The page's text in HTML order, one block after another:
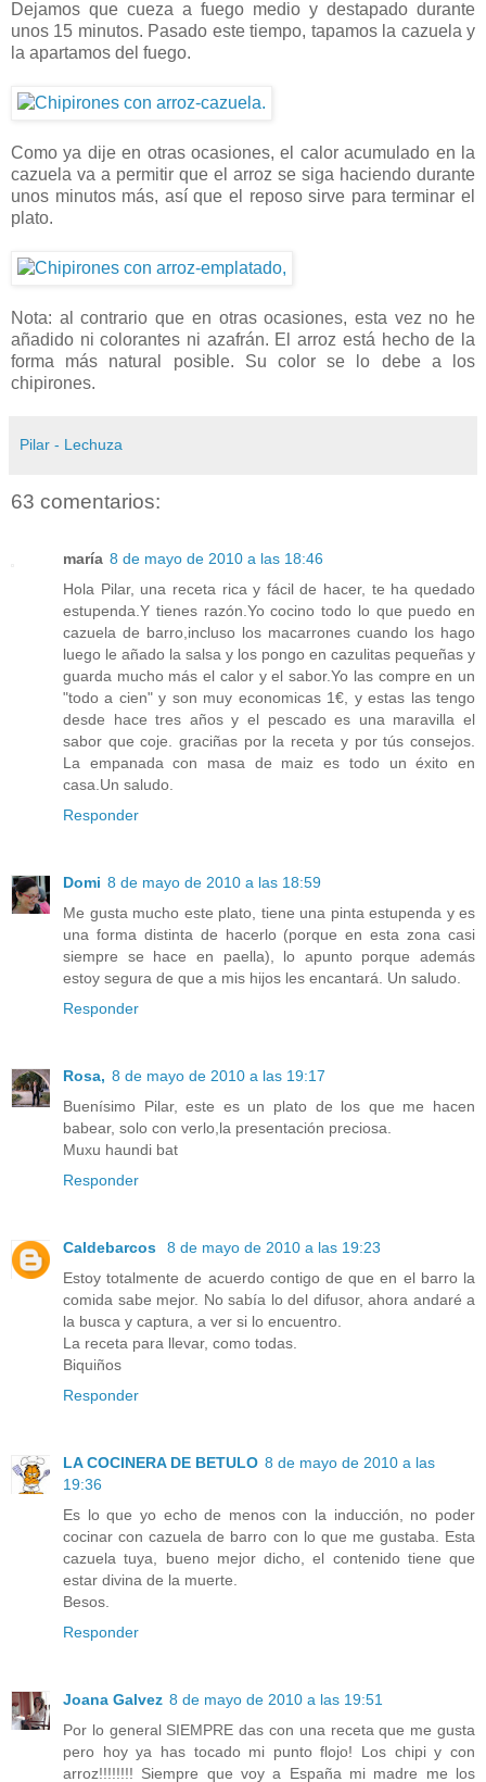
Dejamos que cueza a fuego medio y destapado durante
unos 15 minutos. Pasado este tiempo, tapamos la cazuela y
la apartamos del fuego.
Como ya dije en otras ocasiones, el calor acumulado en la
cazuela va a permitir que el arroz se siga haciendo durante
unos minutos más, así que el reposo sirve para terminar el
plato.
Nota: al contrario que en otras ocasiones, esta vez no he
añadido ni colorantes ni azafrán. El arroz está hecho de la
forma más natural posible. Su color se lo debe a los
chipirones.
Pilar - Lechuza
63 comentarios:
maría 8 de mayo de 2010 a las 18:46
Hola Pilar, una receta rica y fácil de hacer, te ha quedado
estupenda.Y tienes razón.Yo cocino todo lo que puedo en
cazuela de barro,incluso los macarrones cuando los hago
luego le añado la salsa y los pongo en cazulitas pequeñas y
guarda mucho más el calor y el sabor.Yo las compre en un
"todo a cien" y son muy economicas 1€, y estas las tengo
desde hace tres años y el pescado es una maravilla el
sabor que coje. graciñas por la receta y por tús consejos.
La empanada con masa de maiz es todo un éxito en
casa.Un saludo.
Responder
Domi 8 de mayo de 2010 a las 18:59
Me gusta mucho este plato, tiene una pinta estupenda y es
una forma distinta de hacerlo (porque en esta zona casi
siempre se hace en paella), lo apunto porque además
estoy segura de que a mis hijos les encantará. Un saludo.
Responder
Rosa, 8 de mayo de 2010 a las 19:17
Buenísimo Pilar, este es un plato de los que me hacen
babear, solo con verlo,la presentación preciosa.
Muxu haundi bat
Responder
Caldebarcos
8 de mayo de 2010 a las 19:23
Estoy totalmente de acuerdo contigo de que en el barro la
comida sabe mejor. No sabía lo del difusor, ahora andaré a
la busca y captura, a ver si lo encuentro.
La receta para llevar, como todas.
Biquiños
Responder
LA COCINERA DE BETULO 8 de mayo de 2010 a las
19:36
Es lo que yo echo de menos con la inducción, no poder
cocinar con cazuela de barro con lo que me gustaba. Esta
cazuela tuya, bueno mejor dicho, el contenido tiene que
estar divina de la muerte.
Besos.
Responder
Joana Galvez 8 de mayo de 2010 a las 19:51
Por lo general SIEMPRE das con una receta que me gusta
pero hoy ya has tocado mi punto flojo! Los chipi y con
arroz!!!!!!!! Siempre que voy a España mi madre me los